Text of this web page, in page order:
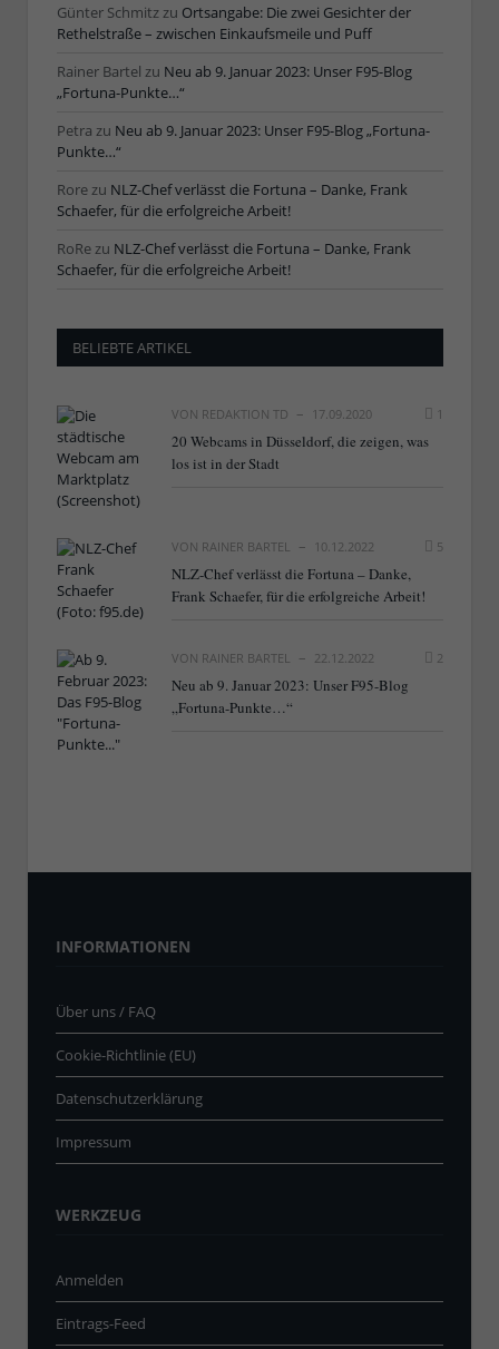
Günter Schmitzzu Ortsangabe: Die zwei Gesichter der
Rethelstraße – zwischen Einkaufsmeile und Puff
Rainer Bartel zu Neu ab 9. Januar 2023: Unser F95-Blog
„Fortuna-Punkte…“
Petra zu Neu ab 9. Januar 2023: Unser F95-Blog „Fortuna-
Punkte…“
Rorezu NLZ-Chef verlässt die Fortuna – Danke, Frank
Schaefer, für die erfolgreiche Arbeit!
RoRezu NLZ-Chef verlässt die Fortuna – Danke, Frank
Schaefer, für die erfolgreiche Arbeit!
BELIEBTE ARTIKEL
VON REDAKTION TD 17.09.2020 1
20 Webcams in Düsseldorf, die zeigen, was
los ist in der Stadt
VON RAINER BARTEL 10.12.2022 5
NLZ-Chef verlässt die Fortuna – Danke,
Frank Schaefer, für die erfolgreiche Arbeit!
VON RAINER BARTEL 22.12.2022 2
Neu ab 9. Januar 2023: Unser F95-Blog
„Fortuna-Punkte…“
INFORMATIONEN
Über uns / FAQ
Cookie-Richtlinie (EU)
Datenschutzerklärung
Impressum
WERKZEUG
Anmelden
Eintrags-Feed